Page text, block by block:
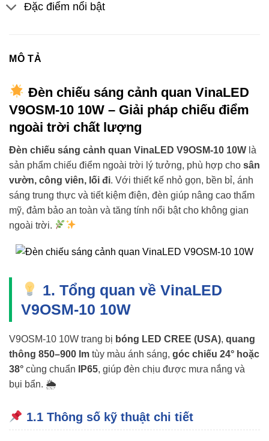
Đặc điểm nổi bật
MÔ TẢ
Đèn chiếu sáng cảnh quan VinaLED
V9OSM-10 10W – Giải pháp chiếu điểm
ngoài trời chất lượng
Đèn chiếu sáng cảnh quan VinaLED V9OSM-10 10W là
sản phẩm chiếu điểm ngoài trời lý tưởng, phù hợp cho sân
vườn, công viên, lối đi. Với thiết kế nhỏ gọn, bền bỉ, ánh
sáng trung thực và tiết kiệm điện, đèn giúp nâng cao thẩm
mỹ, đảm bảo an toàn và tăng tính nổi bật cho không gian
ngoài trời.
1. Tổng quan về VinaLED
V9OSM-10 10W
V9OSM-10 10W trang bị bóng LED CREE (USA), quang
thông 850–900 lm tùy màu ánh sáng, góc chiếu 24° hoặc
38° cùng chuẩn IP65, giúp đèn chịu được mưa nắng và
bụi bẩn. 🌦
1.1 Thông số kỹ thuật chi tiết